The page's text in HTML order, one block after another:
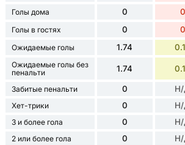
Голы дома 0 0
Голы в гостях 0 0
Ожидаемые голы 1.74
Ожидаемые голы без
пенальти
1.74
Забитые пенальти 0
Хет-трики 0
3 и более гола 0
2 или более гола 0